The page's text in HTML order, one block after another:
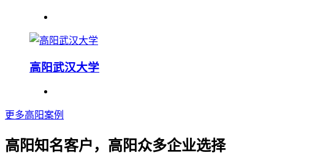
高阳武汉大学
更多高阳案例
高阳知名客户，高阳众多企业选择